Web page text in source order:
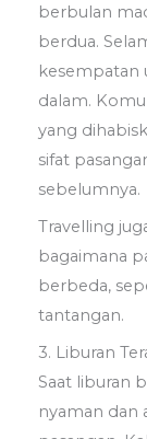
berbulan
berdua.
kesempatan
dalam.
yang
sifat
sebelumnya.
Travelling
bagaimana
berbeda,
tantangan.
3. Liburan
Saat liburan
nyaman dan